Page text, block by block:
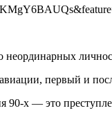
первый и
90-х — это